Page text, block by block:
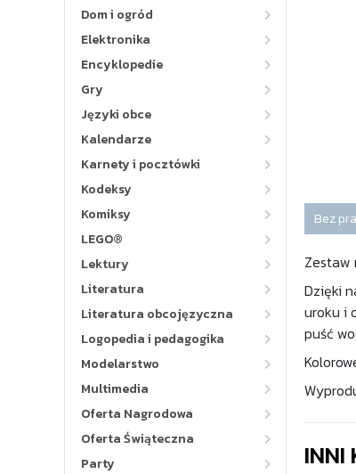
Dom i ogród
Elektronika
Encyklopedie
Gry
Języki obce
Kalendarze
Karnety i pocztówki
Kodeksy
Komiksy
LEGO®
Lektury
Literatura
Literatura obcojęzyczna
Logopedia i pedagogika
Modelarstwo
Multimedia
Oferta Nagrodowa
Oferta Świąteczna
Party
Bez
Zestaw
Dzięki
uroku i
puść
INNI